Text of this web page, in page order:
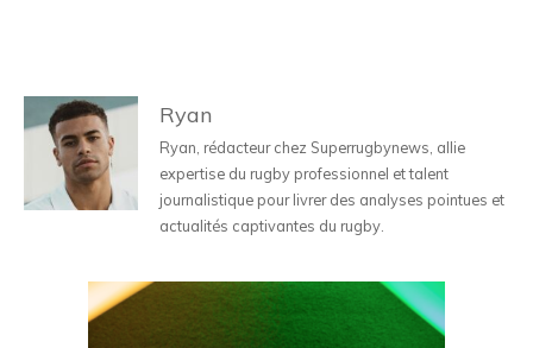
Ryan
Ryan, rédacteur chez Superrugbynews, allie
expertise du rugby professionnel et talent
journalistique pour livrer des analyses pointues et
actualités captivantes du rugby.